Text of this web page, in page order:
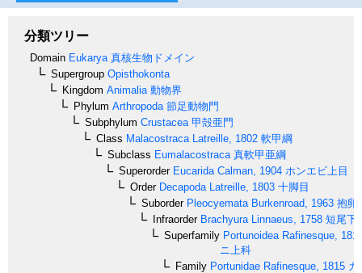
分類ツリー
Domain Eukarya 真核生物ドメイン
Supergroup Opisthokonta
Kingdom Animalia 動物界
Phylum Arthropoda 節足動物門
Subphylum Crustacea 甲殻亜門
Class Malacostraca Latreille, 1802 軟甲綱
Subclass Eumalacostraca 真軟甲亜綱
SuperorderEucarida Calman, 1904 ホンエビ上目
OrderDecapoda Latreille, 1803 十脚目
SuborderPleocyemata Burkenroad, 1963 抱卵
InfraorderBrachyura Linnaeus, 1758 短尾下
Superfamily Portunoidea Rafinesque,
ニ上科
Family Portunidae Rafinesque, 1815 ガ